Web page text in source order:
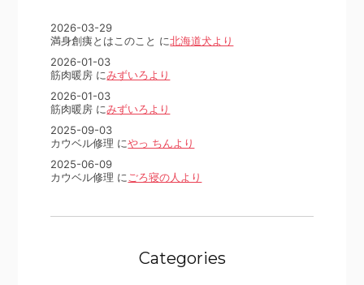
2026-03-29
満身創痍とはこのこと に北海道犬より
2026-01-03
筋肉暖房 にみずいろより
2026-01-03
筋肉暖房 にみずいろより
2025-09-03
カウベル修理 にやっ ちんより
2025-06-09
カウベル修理 に ごろ寝の人より
Categories